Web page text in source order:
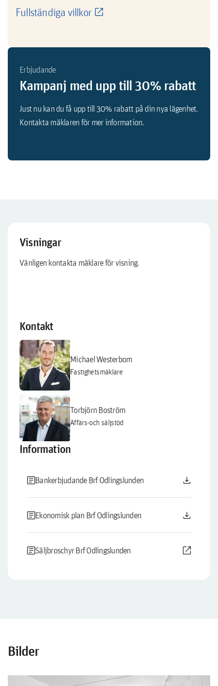
Fullständiga villkor
Erbjudande
Kampanj med upp till 30% rabatt
Just nu kan du få upp till 30% rabatt på din nya lägenhet.
Kontakta mäklaren för mer information.
Visningar
Vänligen kontakta mäklare för visning.
Kontakt
Michael Westerbom
Fastighetsmäklare
Torbjörn Boström
Affärs-och säljstöd
Information
articleBankerbjudande Brf Odlingslunden download
articleEkonomisk plan Brf Odlingslunden download
articleSäljbroschyr Brf Odlingslunden open_in_new
Bilder